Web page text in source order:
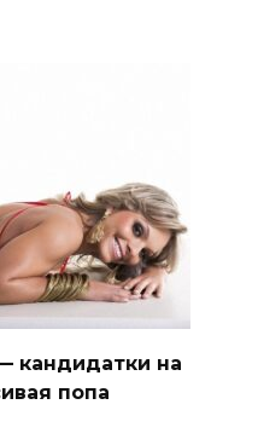
кандидатки на
попа